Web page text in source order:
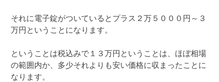
それに電子錠がついているとプラス２万５０００円～３
万円ということになります。
ということは税込みで１３万円ということは、ほぼ相場
の範囲内か、多少それよりも安い価格に収まったことに
なります。